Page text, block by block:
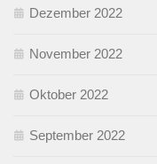
Dezember 2022
November 2022
Oktober 2022
September 2022